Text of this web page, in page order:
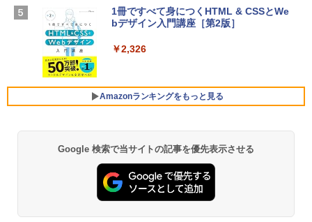
ン 15-fd 15.6インチ 16GBメモリ 512GB
SSD インテル Core 5
￥129,800
FMV ノートパソコン WE1-K3 (MS 365 P
ersonal/Copilotキー搭載/Win 11/15.6型/
Core i5/16GB/SSD 512GB/ホワイト) FM
￥119,800
Robloxギフトカード - 1000 Robux 【限
定バーチャルアイテムを含む】 【オンラ
ラインコード版
1冊ですべて身につくHTML & CSSとWe
bデザイン入門講座［第2版］
￥2,326
Amazonランキングをもっと見る
Amazon Kindle Paperwhite (16GB) 7イ
ンチディスプレイ、色調調節ライト、12
週間持続バッテリー、広告なし、ブラッ
ク
￥27,980
Google 検索で当サイトの記事を優先表示させる